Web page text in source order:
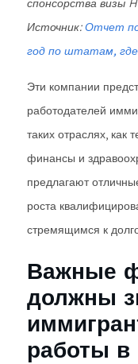
спонсорства визы
Источник:Отчет
год по штатам,
Эти компании
работодателей
таких отраслях, как
финансы и
предлагают
роста
стремящимся к
Важные
должны
работы в